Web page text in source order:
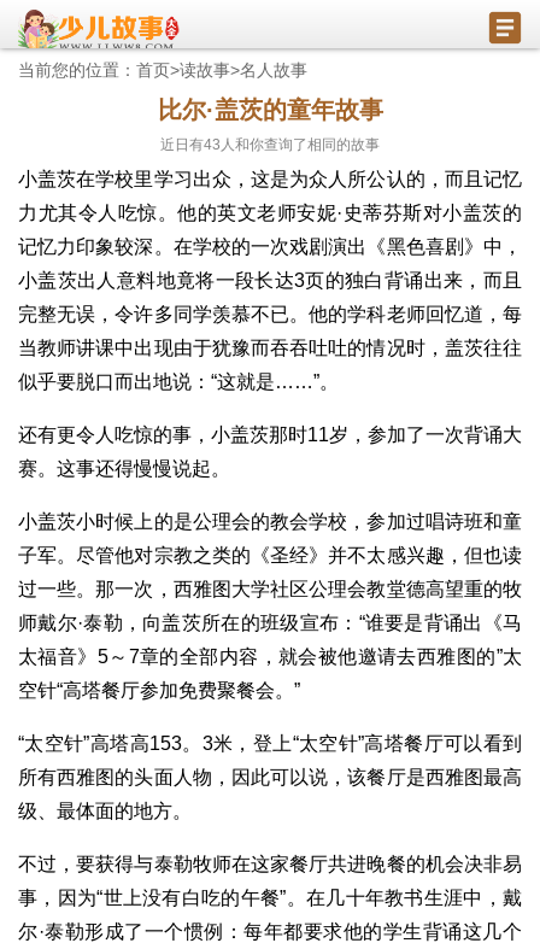
当前您的位置： 首页>读故事>名人故事
比尔·盖茨的童年故事
近日有43 人和你查询了相同的故事
小盖茨在学校里学习出众，这是为众人所公认的，而且记忆
力尤其令人吃惊。他的英文老师安妮·史蒂芬斯对小盖茨的
记忆力印象较深。在学校的一次戏剧演出《黑色喜剧》中，
小盖茨出人意料地竟将一段长达3页的独白背诵出来，而且
完整无误，令许多同学羡慕不已。他的学科老师回忆道，每
当教师讲课中出现由于犹豫而吞吞吐吐的情况时，盖茨往往
似乎要脱口而出地说：“这就是……”。
还有更令人吃惊的事，小盖茨那时11岁，参加了一次背诵大
赛。这事还得慢慢说起。
小盖茨小时候上的是公理会的教会学校，参加过唱诗班和童
子军。尽管他对宗教之类的《圣经》并不太感兴趣，但也读
过一些。那一次，西雅图大学社区公理会教堂德高望重的牧
师戴尔·泰勒，向盖茨所在的班级宣布：“谁要是背诵出《马
太福音》5～7章的全部内容，就会被他邀请去西雅图的”太
空针“高塔餐厅参加免费聚餐会。”
“太空针”高塔高153。3米，登上“太空针”高塔餐厅可以看到
所有西雅图的头面人物，因此可以说，该餐厅是西雅图最高
级、最体面的地方。
不过，要获得与泰勒牧师在这家餐厅共进晚餐的机会决非易
事，因为“世上没有白吃的午餐”。在几十年教书生涯中，戴
尔·泰勒形成了一个惯例：每年都要求他的学生背诵这几个